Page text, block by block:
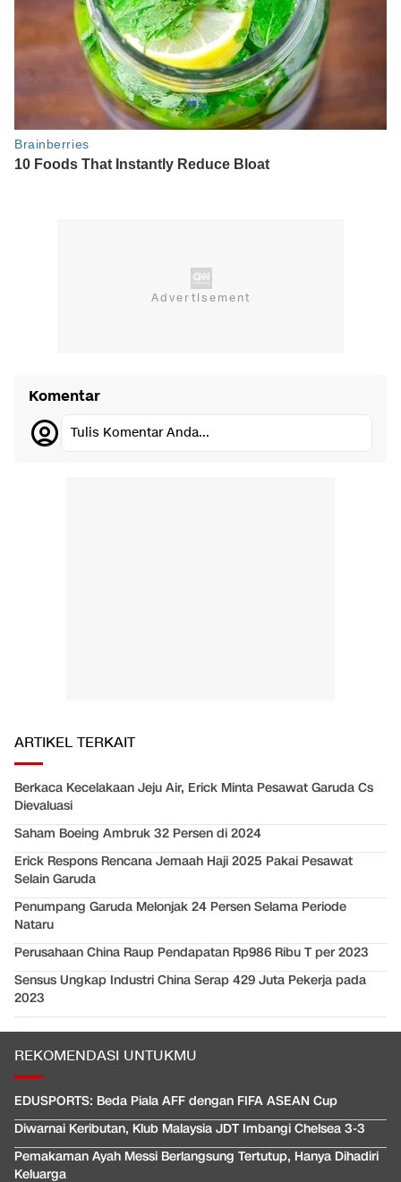
Komentar
Tulis Komentar Anda...
ARTIKEL TERKAIT
Berkaca Kecelakaan Jeju Air, Erick Minta Pesawat Garuda Cs
Dievaluasi
Saham Boeing Ambruk 32 Persen di 2024
Erick Respons Rencana Jemaah Haji 2025 Pakai Pesawat
Selain Garuda
Penumpang Garuda Melonjak 24 Persen Selama Periode
Nataru
Perusahaan China Raup Pendapatan Rp986 Ribu T per 2023
Sensus Ungkap Industri China Serap 429 Juta Pekerja pada
2023
REKOMENDASI UNTUKMU
EDUSPORTS: Beda Piala AFF dengan FIFA ASEAN Cup
Diwarnai Keributan, Klub Malaysia JDT Imbangi Chelsea 3-3
Pemakaman Ayah Messi Berlangsung Tertutup, Hanya Dihadiri
Keluarga